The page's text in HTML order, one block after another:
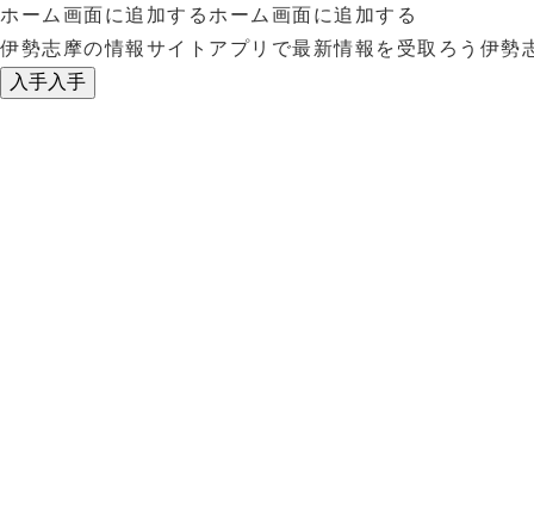
ホーム画面に追加する ホーム画面に追加する
伊勢志摩の情報サイトアプリで最新情報を受取ろう 伊勢
入手入手